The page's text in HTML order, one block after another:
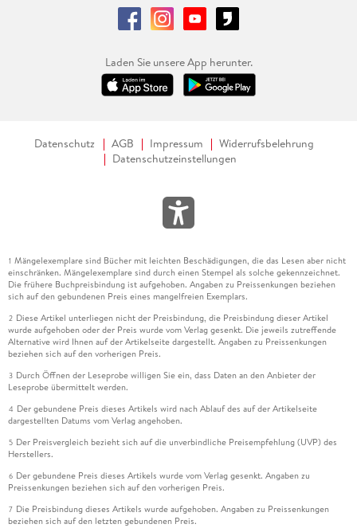
Laden Sie unsere App herunter.
Datenschutz AGB Impressum
Widerrufsbelehrung
Datenschutzeinstellungen
1 Mängelexemplare sind Bücher mit leichten Beschädigungen, die das Lesen aber nicht
einschränken. Mängelexemplare sind durch einen Stempel als solche gekennzeichnet.
Die frühere Buchpreisbindung ist aufgehoben. Angaben zu Preissenkungen beziehen
sich auf den gebundenen Preis eines mangelfreien Exemplars.
2 Diese Artikel unterliegen nicht der Preisbindung, die Preisbindung dieser Artikel
wurde aufgehoben oder der Preis wurde vom Verlag gesenkt. Die jeweils zutreffende
Alternative wird Ihnen auf der Artikelseite dargestellt. Angaben zu Preissenkungen
beziehen sich auf den vorherigen Preis.
3 Durch Öffnen der Leseprobe willigen Sie ein, dass Daten an den Anbieter der
Leseprobe übermittelt werden.
4 Der gebundene Preis dieses Artikels wird nach Ablauf des auf der Artikelseite
dargestellten Datums vom Verlag angehoben.
5 Der Preisvergleich bezieht sich auf die unverbindliche Preisempfehlung (UVP) des
Herstellers.
6 Der gebundene Preis dieses Artikels wurde vom Verlag gesenkt. Angaben zu
Preissenkungen beziehen sich auf den vorherigen Preis.
7 Die Preisbindung dieses Artikels wurde aufgehoben. Angaben zu Preissenkungen
beziehen sich auf den letzten gebundenen Preis.